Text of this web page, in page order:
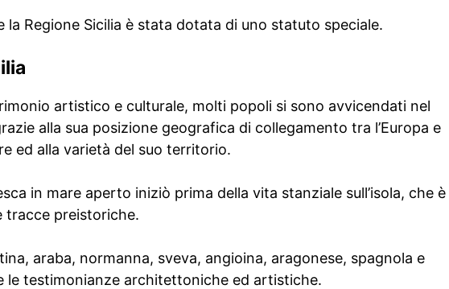
la Regione Sicilia è stata dotata di uno statuto speciale.
artistico e culturale, molti popoli si sono avvicendati nel
alla sua posizione geografica di collegamento tra l’Europa e
ed alla varietà del suo territorio.
in mare aperto iniziò prima della vita stanziale sull’isola, che è
tracce preistoriche.
araba, normanna, sveva, angioina, aragonese, spagnola e
le testimonianze architettoniche ed artistiche.